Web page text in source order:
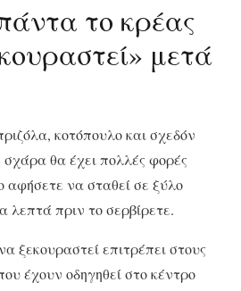
το κρέας
μετά
κοτόπουλο και σχεδόν
σχάρα θα έχει πολλές φορές
αφήσετε να σταθεί σε ξύλο
λεπτά πριν το σερβίρετε.
ξεκουραστεί επιτρέπει στους
έχουν οδηγηθεί στο κέντρο